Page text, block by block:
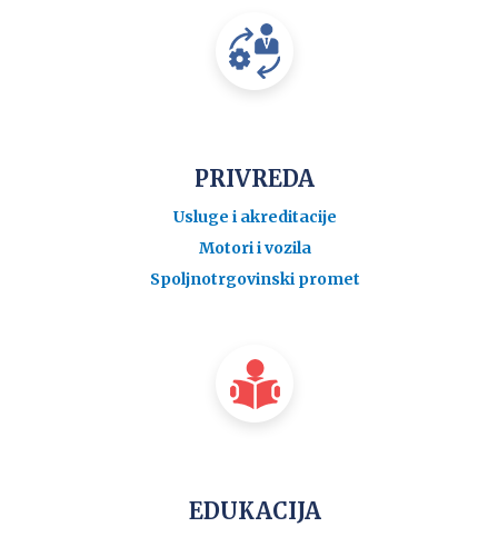
PRIVREDA
Usluge i akreditacije
Motori i vozila
Spoljnotrgovinski promet
EDUKACIJA